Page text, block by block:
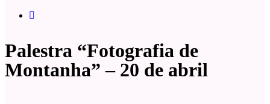
Palestra “Fotografia de
Montanha” – 20 de abril